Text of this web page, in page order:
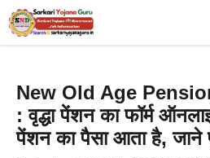
Skip
to
New Old Age
: वृद्धा पेंशन का फॉर्म
पेंशन का पैसा आता है, जाने